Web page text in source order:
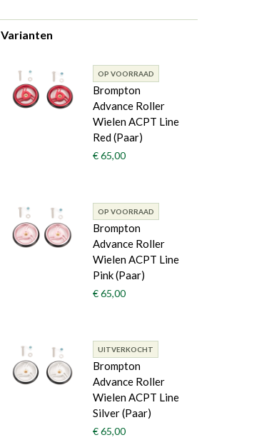
Varianten
OP VOORRAAD
Brompton
Advance Roller
Wielen ACPT Line
Red (Paar)
€ 65,00
OP VOORRAAD
Brompton
Advance Roller
Wielen ACPT Line
Pink (Paar)
€ 65,00
UITVERKOCHT
Brompton
Advance Roller
Wielen ACPT Line
Silver (Paar)
€ 65,00